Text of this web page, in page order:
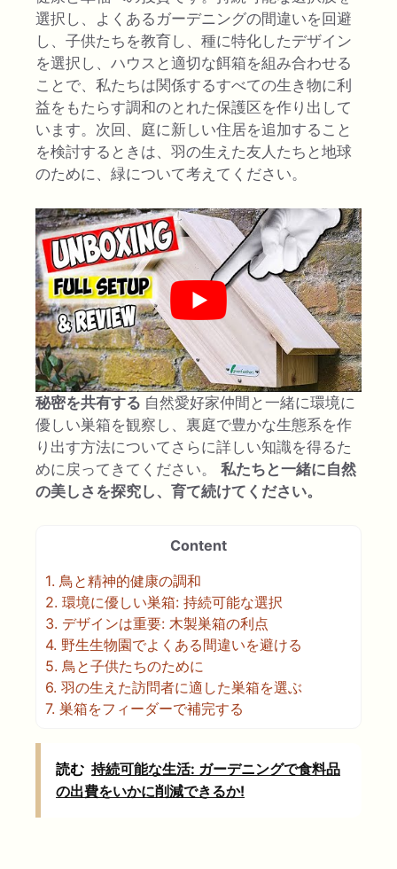
選択し、よくあるガーデニングの間違いを回避
し、子供たちを教育し、種に特化したデザイン
を選択し、ハウスと適切な餌箱を組み合わせる
ことで、私たちは関係するすべての生き物に利
益をもたらす調和のとれた保護区を作り出して
います。次回、庭に新しい住居を追加すること
を検討するときは、羽の生えた友人たちと地球
のために、緑について考えてください。
秘密を共有する 自然愛好家仲間と一緒に環境に
優しい巣箱を観察し、裏庭で豊かな生態系を作
り出す方法についてさらに詳しい知識を得るた
めに戻ってきてください。 私たちと一緒に自然
の美しさを探究し、育て続けてください。
Content
1. 鳥と精神的健康の調和
2. 環境に優しい巣箱: 持続可能な選択
3. デザインは重要: 木製巣箱の利点
4. 野生生物園でよくある間違いを避ける
5. 鳥と子供たちのために
6. 羽の生えた訪問者に適した巣箱を選ぶ
7. 巣箱をフィーダーで補完する
読む 持続可能な生活: ガーデニングで食料品
の出費をいかに削減できるか!